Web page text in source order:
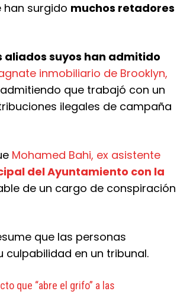
han surgido muchos retadores
aliados suyos han admitido
inmobiliario de Brooklyn,
admitiendo que trabajó con un
ilegales de campaña
Mohamed Bahi, ex asistente
del Ayuntamiento con la
de un cargo de conspiración
que las personas
en un tribunal.
que “abre el grifo” a las